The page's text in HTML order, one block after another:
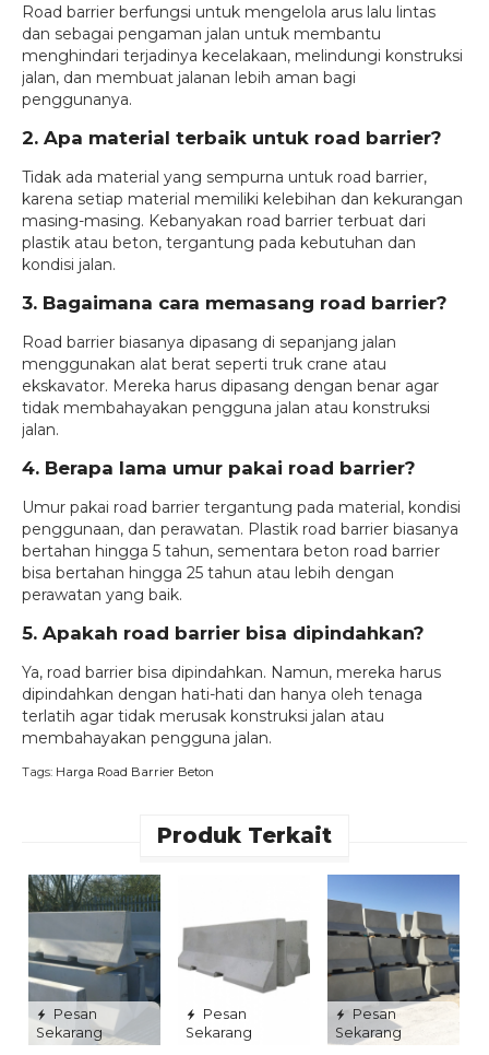
Road barrier berfungsi untuk mengelola arus lalu lintas
dan sebagai pengaman jalan untuk membantu
menghindari terjadinya kecelakaan, melindungi konstruksi
jalan, dan membuat jalanan lebih aman bagi
penggunanya.
2. Apa material terbaik untuk road barrier?
Tidak ada material yang sempurna untuk road barrier,
karena setiap material memiliki kelebihan dan kekurangan
masing-masing. Kebanyakan road barrier terbuat dari
plastik atau beton, tergantung pada kebutuhan dan
kondisi jalan.
3. Bagaimana cara memasang road barrier?
Road barrier biasanya dipasang di sepanjang jalan
menggunakan alat berat seperti truk crane atau
ekskavator. Mereka harus dipasang dengan benar agar
tidak membahayakan pengguna jalan atau konstruksi
jalan.
4. Berapa lama umur pakai road barrier?
Umur pakai road barrier tergantung pada material, kondisi
penggunaan, dan perawatan. Plastik road barrier biasanya
bertahan hingga 5 tahun, sementara beton road barrier
bisa bertahan hingga 25 tahun atau lebih dengan
perawatan yang baik.
5. Apakah road barrier bisa dipindahkan?
Ya, road barrier bisa dipindahkan. Namun, mereka harus
dipindahkan dengan hati-hati dan hanya oleh tenaga
terlatih agar tidak merusak konstruksi jalan atau
membahayakan pengguna jalan.
Tags: Harga Road Barrier Beton
Produk Terkait
Pesan
Sekarang
Pesan
Sekarang
Pesan
Sekarang